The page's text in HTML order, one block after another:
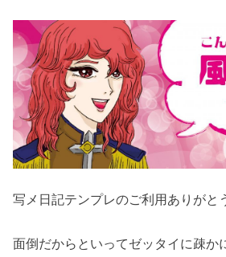
写メ日記テンプレのご利用ありがと
面倒だからといってゼッタイに疎か